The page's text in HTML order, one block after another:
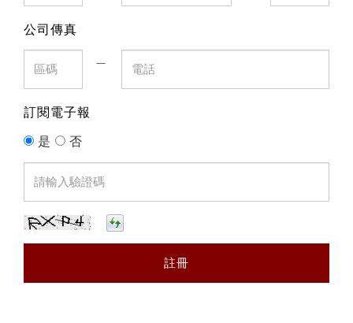
公司傳真
訂閱電子報
是 否
註冊